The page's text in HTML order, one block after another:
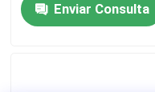
piezas de la
Enviar Consulta